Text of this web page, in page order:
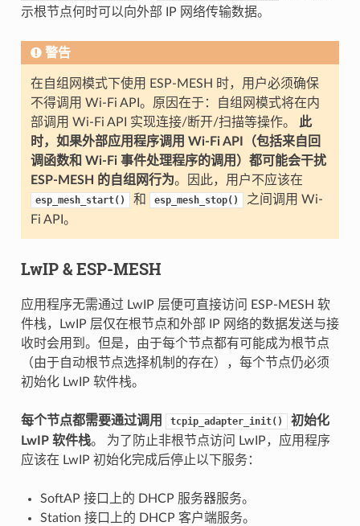
示根节点何时可以向外部 IP 网络传输数据。
警告
在自组网模式下使用 ESP-MESH 时，用户必须确保
不得调用 Wi-Fi API。原因在于：自组网模式将在内
部调用 Wi-Fi API 实现连接/断开/扫描等操作。 此
时，如果外部应用程序调用 Wi-Fi API（包括来自回
调函数和 Wi-Fi 事件处理程序的调用）都可能会干扰
ESP-MESH 的自组网行为。因此，用户不应该在
esp_mesh_start() 和 esp_mesh_stop()
之间调用 Wi-
Fi API。
LwIP & ESP-MESH
应用程序无需通过 LwIP 层便可直接访问 ESP-MESH 软
件栈，LwIP 层仅在根节点和外部 IP 网络的数据发送与接
收时会用到。但是，由于每个节点都有可能成为根节点
（由于自动根节点选择机制的存在），每个节点仍必须
初始化 LwIP 软件栈。
每个节点都需要通过调用 tcpip_adapter_init()
初始化
LwIP 软件栈。 为了防止非根节点访问 LwIP，应用程序
应该在 LwIP 初始化完成后停止以下服务：
SoftAP 接口上的 DHCP 服务器服务。
Station 接口上的 DHCP 客户端服务。